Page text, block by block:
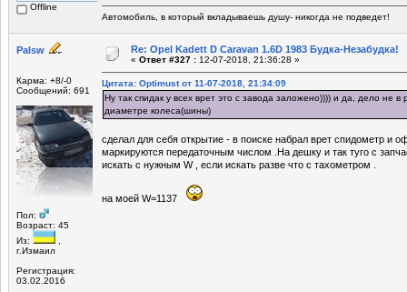
Offline
Автомобиль, в который вкладываешь душу- никогда не подведет!
Palsw
Карма: +8/-0
Сообщений: 691
Пол:
Возраст: 45
Из:
г.Измаил
Регистрация:
03.02.2016
Re: Opel Kadett D Caravan 1.6D 1983 Будка-Незабудка!
« Ответ #327 : 12-07-2018, 21:36:28 »
Цитата: Optimust от 11-07-2018, 21:34:09
Ну так спидак у всех врет это с завода заложено)))) и да, дело не
диаметре колеса(шины)
сделал для себя открытие - в поиске набрал врет спидометр и
маркируются передаточным числом .На дешку и так туго с
искать с нужным W , если искать разве что с тахометром .
на моей W=1137